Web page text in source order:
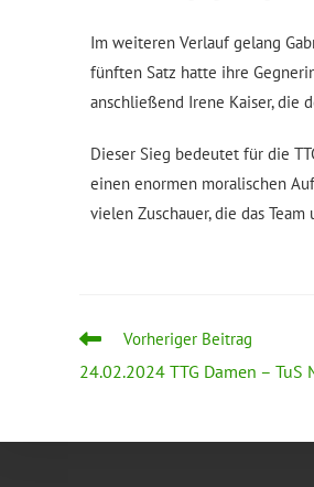
Im weiteren Verlauf gelang
fünften Satz hatte ihre
anschließend Irene Kaiser, die
Dieser Sieg bedeutet für die
einen enormen moralischen
vielen Zuschauer, die das
Vorheriger Beitrag
24.02.2024 TTG Damen – TuS